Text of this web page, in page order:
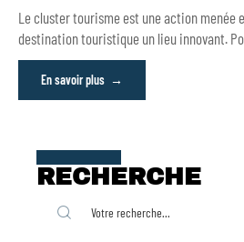
Le cluster tourisme est une action menée
destination touristique un lieu innovant.
En savoir plus
RECHERCHE